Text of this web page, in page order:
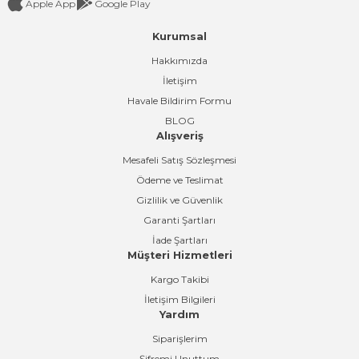
Apple App Google Play
Kurumsal
Hakkımızda
İletişim
Havale Bildirim Formu
BLOG
Alışveriş
Mesafeli Satış Sözleşmesi
Ödeme ve Teslimat
Gizlilik ve Güvenlik
Garanti Şartları
İade Şartları
Müşteri Hizmetleri
Kargo Takibi
İletişim Bilgileri
Yardım
Siparişlerim